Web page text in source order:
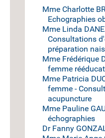
Mme Charlotte
Echographies
Mme Linda
Consultations
préparation
Mme Frédérique
femme
Mme Patricia
femme -
acupuncture
Mme Pauline
échographies
Dr Fanny